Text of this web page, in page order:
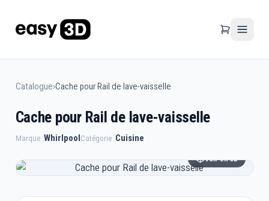
Catalogue›Cache pour Rail de lave-vaisselle
Cache pour Rail de lave-vaisselle
Marque :WhirlpoolCatégorie :Cuisine
Voir en 3D